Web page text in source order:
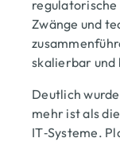
Zwänge und
skalierbar
Deutlich
mehr ist als
IT‑Systeme.